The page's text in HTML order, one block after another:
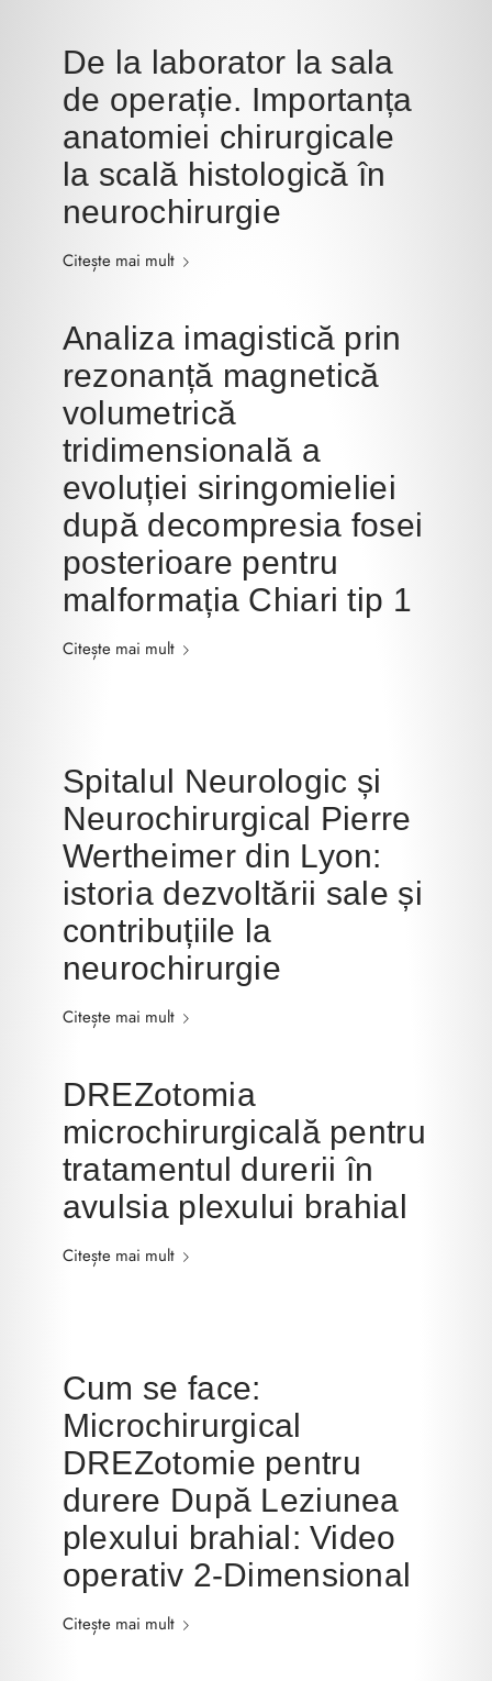
De la laborator la sala
de operație. Importanța
anatomiei chirurgicale
la scală histologică în
neurochirurgie
Citește mai mult
Analiza imagistică prin
rezonanță magnetică
volumetrică
tridimensională a
evoluției siringomieliei
după decompresia fosei
posterioare pentru
malformația Chiari tip 1
Citește mai mult
Spitalul Neurologic și
Neurochirurgical Pierre
Wertheimer din Lyon:
istoria dezvoltării sale și
contribuțiile la
neurochirurgie
Citește mai mult
DREZotomia
microchirurgicală pentru
tratamentul durerii în
avulsia plexului brahial
Citește mai mult
Cum se face:
Microchirurgical
DREZotomie pentru
durere După Leziunea
plexului brahial: Video
operativ 2-Dimensional
Citește mai mult